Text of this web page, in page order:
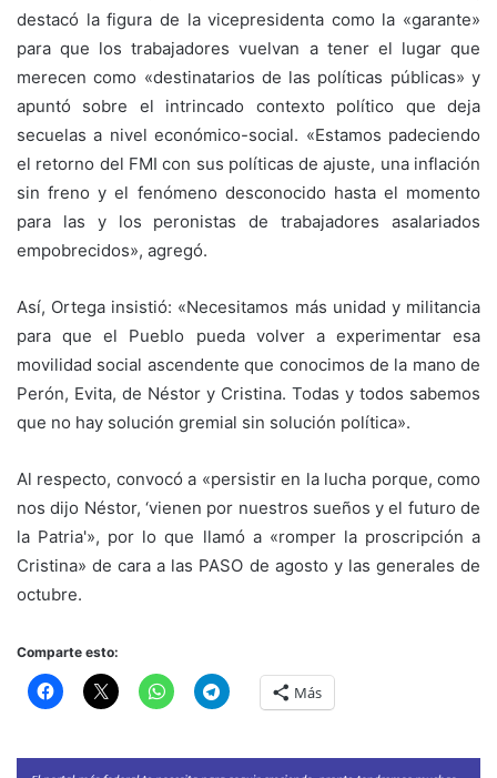
destacó la figura de la vicepresidenta como la «garante»
para que los trabajadores vuelvan a tener el lugar que
merecen como «destinatarios de las políticas públicas» y
apuntó sobre el intrincado contexto político que deja
secuelas a nivel económico-social. «Estamos padeciendo
el retorno del FMI con sus políticas de ajuste, una inflación
sin freno y el fenómeno desconocido hasta el momento
para las y los peronistas de trabajadores asalariados
empobrecidos», agregó.
Así, Ortega insistió: «Necesitamos más unidad y militancia
para que el Pueblo pueda volver a experimentar esa
movilidad social ascendente que conocimos de la mano de
Perón, Evita, de Néstor y Cristina. Todas y todos sabemos
que no hay solución gremial sin solución política».
Al respecto, convocó a «persistir en la lucha porque, como
nos dijo Néstor, ‘vienen por nuestros sueños y el futuro de
la Patria'», por lo que llamó a «romper la proscripción a
Cristina» de cara a las PASO de agosto y las generales de
octubre.
Comparte esto:
Más